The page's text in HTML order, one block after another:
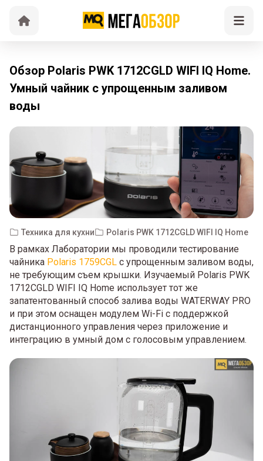
Обзор Polaris PWK 1712CGLD WIFI IQ Home.
Умный чайник с упрощенным заливом
воды
Техника для кухни Polaris PWK 1712CGLD WIFI IQ Home
В рамках Лаборатории мы проводили тестирование
чайника Polaris 1759CGL с упрощенным заливом воды,
не требующим съем крышки. Изучаемый Polaris PWK
1712CGLD WIFI IQ Home использует тот же
запатентованный способ залива воды WATERWAY PRO
и при этом оснащен модулем Wi-Fi с поддержкой
дистанционного управления через приложение и
интеграцию в умный дом с голосовым управлением.